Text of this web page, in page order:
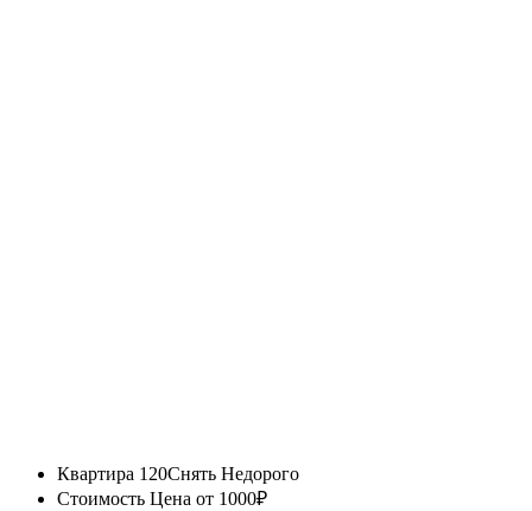
Квартира 120Снять Недорого
Стоимость Цена от 1000₽